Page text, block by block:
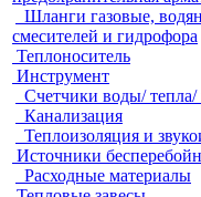
Шланги газовые,
смесителей и гидрофора
Теплоноситель
Инструмент
Счетчики воды/ тепла/
Канализация
Теплоизоляция и
Источники
Расходные материалы